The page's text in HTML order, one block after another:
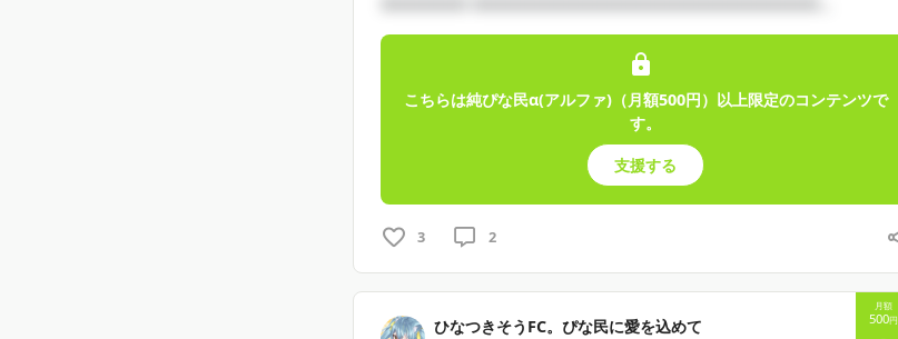
こちらは純ぴな民α(アルファ)（月額500円）以上限定のコンテンツで
す。
支援する
3 2
ひなつきそうFC。ぴな民に愛を込めて
月額
500円